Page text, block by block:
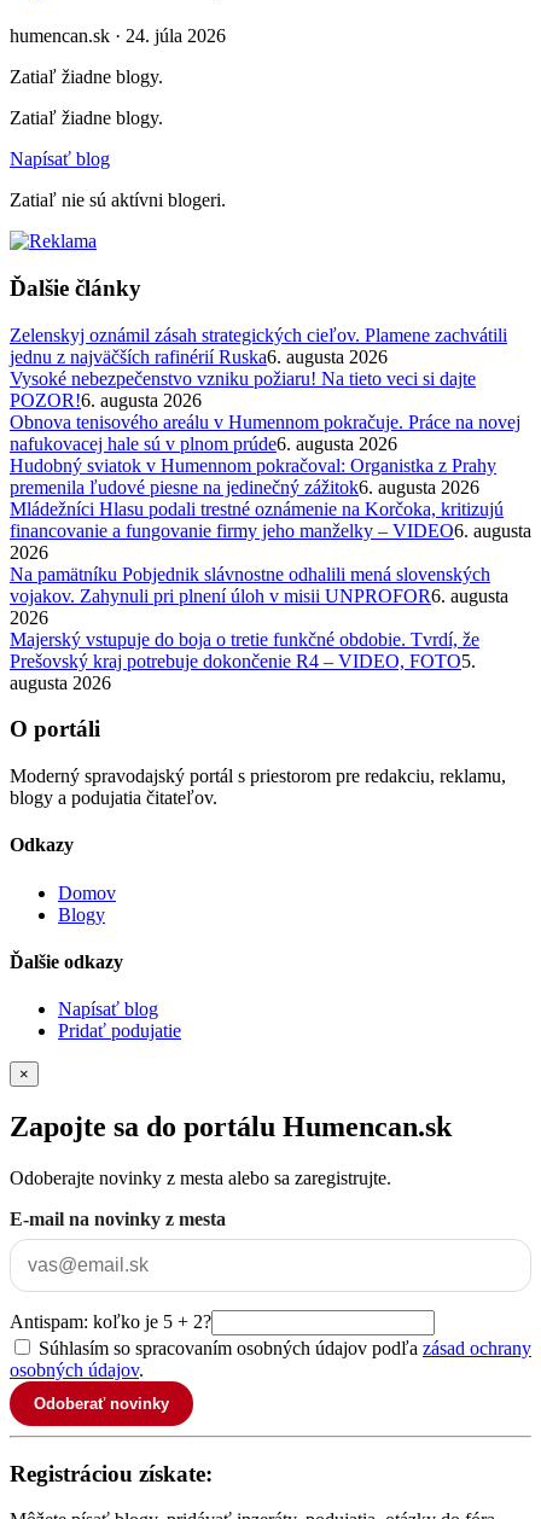
humencan.sk · 24. júla 2026
Zatiaľ žiadne blogy.
Zatiaľ žiadne blogy.
Napísať blog
Zatiaľ nie sú aktívni blogeri.
Ďalšie články
Zelenskyj oznámil zásah strategických cieľov. Plamene zachvátili
jednu z najväčších rafinérií Ruska6. augusta 2026
Vysoké nebezpečenstvo vzniku požiaru! Na tieto veci si dajte
POZOR!6. augusta 2026
Obnova tenisového areálu v Humennom pokračuje. Práce na novej
nafukovacej hale sú v plnom prúde6. augusta 2026
Hudobný sviatok v Humennom pokračoval: Organistka z Prahy
premenila ľudové piesne na jedinečný zážitok6. augusta 2026
Mládežníci Hlasu podali trestné oznámenie na Korčoka, kritizujú
financovanie a fungovanie firmy jeho manželky – VIDEO6. augusta
2026
Na pamätníku Pobjednik slávnostne odhalili mená slovenských
vojakov. Zahynuli pri plnení úloh v misii UNPROFOR6. augusta
2026
Majerský vstupuje do boja o tretie funkčné obdobie. Tvrdí, že
Prešovský kraj potrebuje dokončenie R4 – VIDEO, FOTO5.
augusta 2026
O portáli
Moderný spravodajský portál s priestorom pre redakciu, reklamu,
blogy a podujatia čitateľov.
Odkazy
Domov
Blogy
Ďalšie odkazy
Napísať blog
Pridať podujatie
×
Zapojte sa do portálu Humencan.sk
Odoberajte novinky z mesta alebo sa zaregistrujte.
E-mail na novinky z mesta
Antispam: koľko je 5 + 2?
Súhlasím so spracovaním osobných údajov podľa zásad ochrany
osobných údajov.
Odoberať novinky
Registráciou získate: